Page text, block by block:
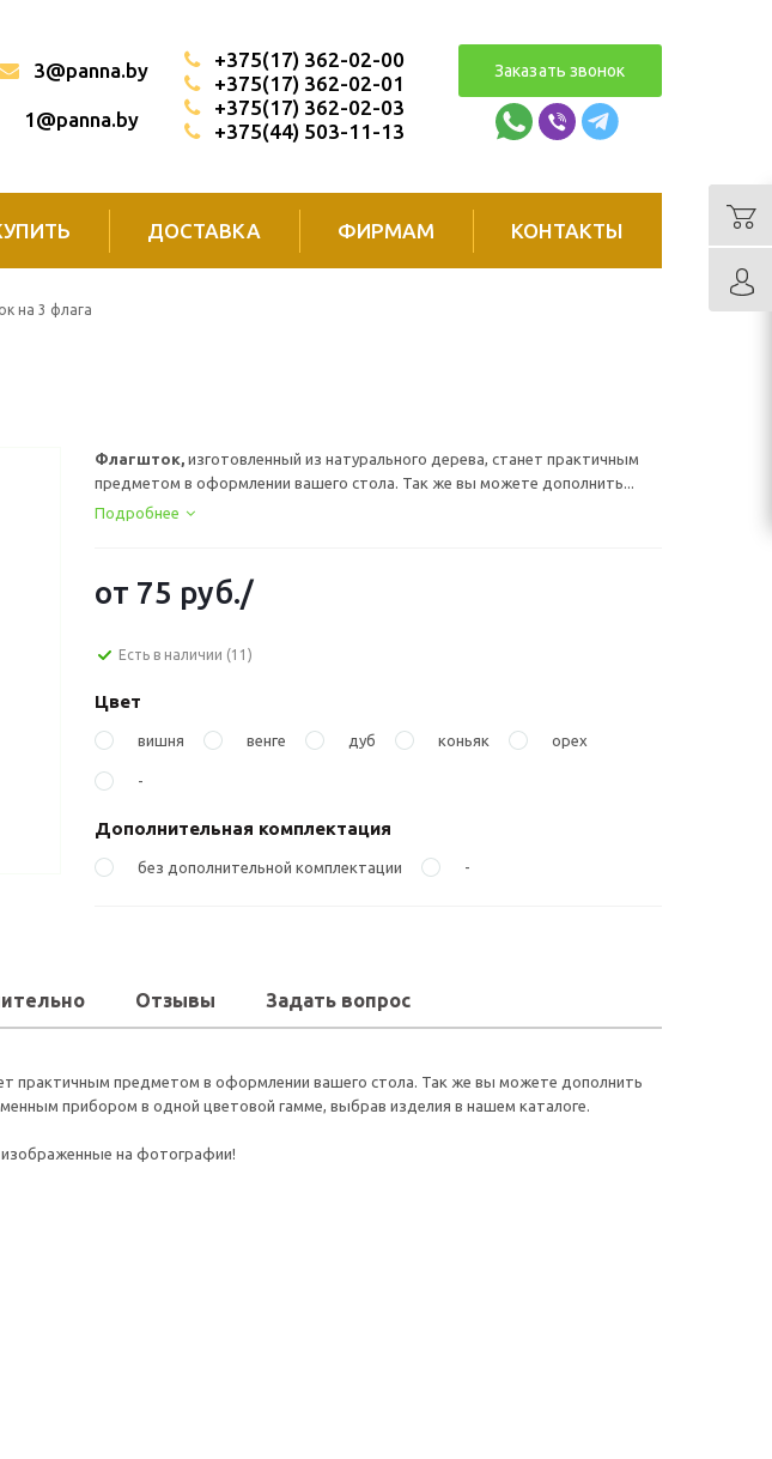
3@panna.by
1@panna.by
+375(17) 362-02-00
+375(17) 362-02-01
+375(17) 362-02-03
+375(44) 503-11-13
Заказать звонок
ДОСТАВКА ФИРМАМ КОНТАКТЫ
на 3 флага
Флагшток, изготовленный из натурального дерева, станет практичным
предметом в оформлении вашего стола. Так же вы можете дополнить...
Подробнее
от 75 руб./
Есть в наличии (11)
Цвет
вишня венге дуб коньяк орех
-
Дополнительная комплектация
без дополнительной комплектации -
Отзывы Задать вопрос
практичным предметом в оформлении вашего стола. Так же вы можете дополнить
прибором в одной цветовой гамме, выбрав изделия в нашем каталоге.
на фотографии!